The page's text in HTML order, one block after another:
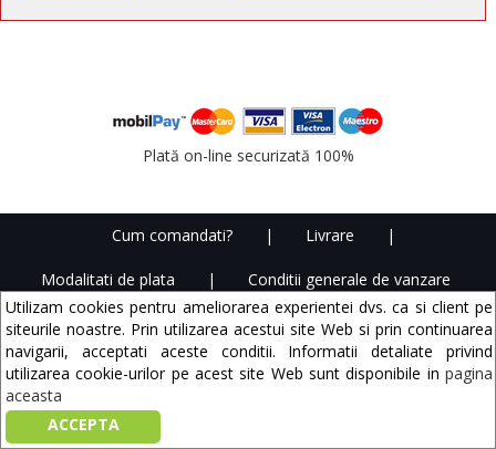
Plată on-line securizată 100%
Cum comandati? | Livrare |
Modalitati de plata | Conditii generale de vanzare
| Contact | Confidentialitate si termeni legali
Copyright © 2006 - 2026 BWM Mediasoft SRL
Utilizam cookies pentru ameliorarea experientei dvs. ca si client pe
siteurile noastre. Prin utilizarea acestui site Web si prin continuarea
navigarii, acceptati aceste conditii. Informatii detaliate privind
utilizarea cookie-urilor pe acest site Web sunt disponibile in pagina
aceasta
ACCEPTA